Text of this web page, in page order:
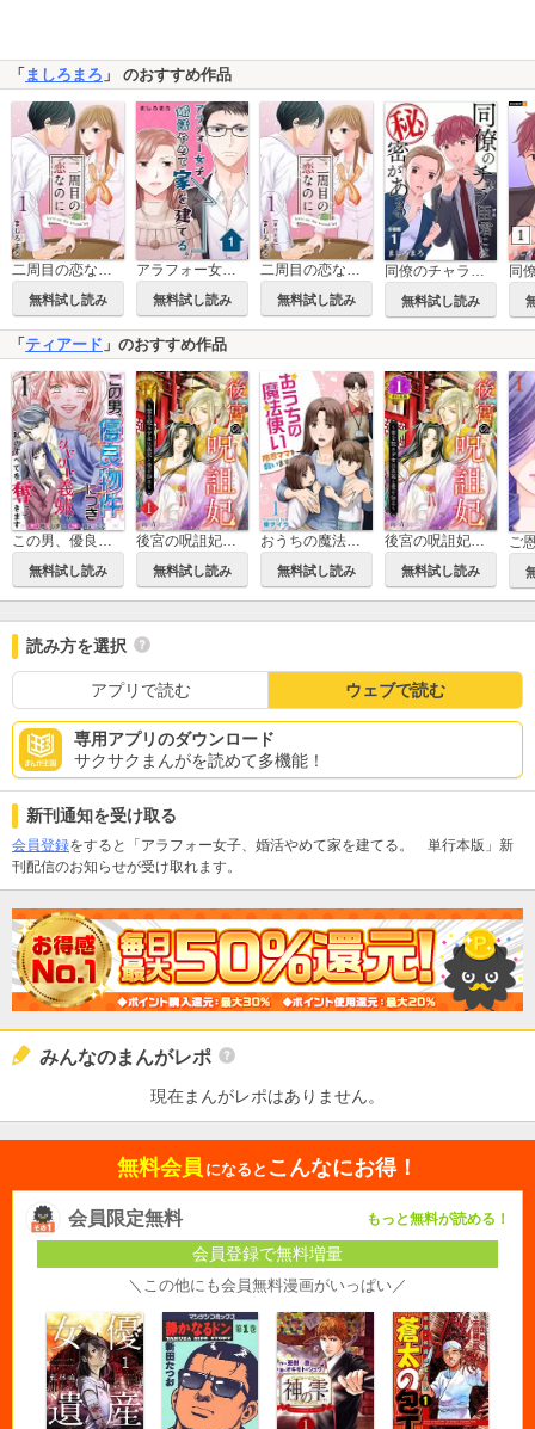
「 ましろまろ 」 のおすすめ作品
二周目の恋なのに
無料試し読み
アラフォー女子、婚活やめて家を建てる。
無料試し読み
二周目の恋なのに【描き下ろしおまけ漫画特装版】
無料試し読み
同僚のチャラ臣君には秘密がある 【分冊版】
無料試し読み
「 ティアード 」のおすすめ作品
この男、優良物件につき ～クレクレ義妹が私のすべてを奪ってきます～
無料試し読み
後宮の呪詛妃～霊を視る少女は真実と愛を知る～
無料試し読み
おうちの魔法使い 限界ママを救います
無料試し読み
後宮の呪詛妃～霊を視る少女は真実と愛を知る～ 単行本版
無料試し読み
読み方を選択
アプリで読む ウェブで読む
専用アプリのダウンロード
サクサクまんがを読めて多機能！
新刊通知を受け取る
会員登録をすると「アラフォー女子、婚活やめて家を建てる。 単行本版」新
刊配信のお知らせが受け取れます。
みんなのまんがレポ
現在まんがレポはありません。
無料会員 になると こんなにお得！
会員限定無料 もっと無料が読める！
会員登録で無料増量
＼この他にも会員無料漫画がいっぱい／